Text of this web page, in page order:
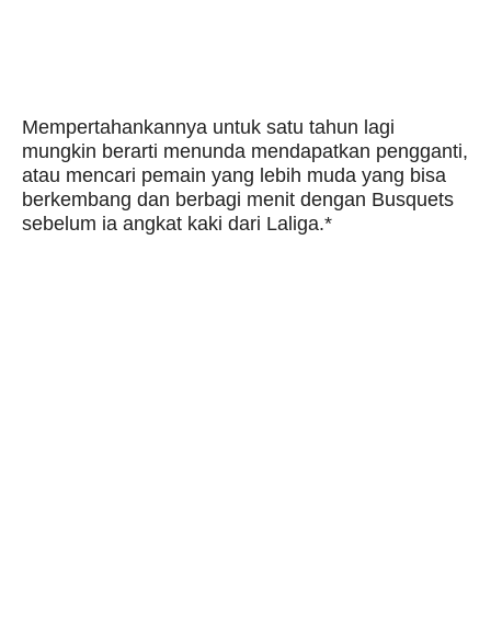
Mempertahankannya untuk satu tahun lagi
mungkin berarti menunda mendapatkan pengganti,
atau mencari pemain yang lebih muda yang bisa
berkembang dan berbagi menit dengan Busquets
sebelum ia angkat kaki dari Laliga.*